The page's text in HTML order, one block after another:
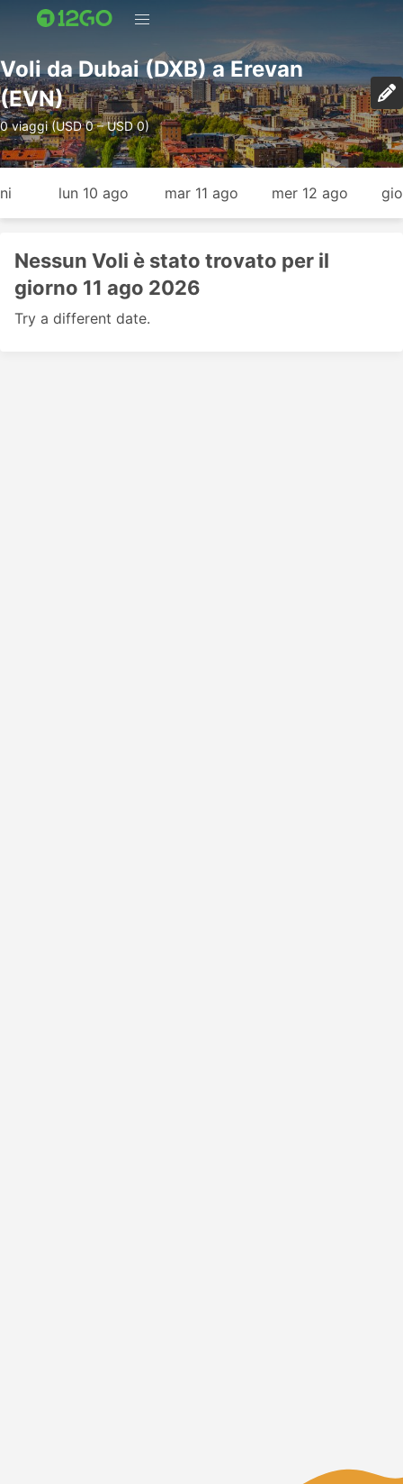
Voli da Dubai (DXB) a Erevan
(EVN)
0 viaggi (USD 0 – USD 0)
lun 10 ago mar 11 ago mer 12 ago
Nessun Voli è stato trovato per il
giorno 11 ago 2026
Try a different date.